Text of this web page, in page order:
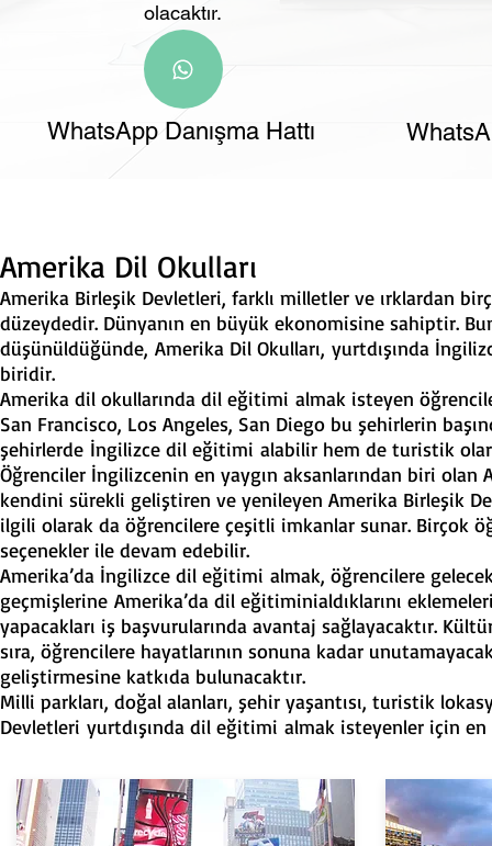
olacaktır.
WhatsApp Danışma Hattı
Amerika Dil Okulları
Amerika Birleşik Devletleri, farklı milletler ve ırklardan
düzeydedir. Dünyanın en büyük ekonomisine sahiptir.
düşünüldüğünde, Amerika Dil Okulları, yurtdışında
biridir.
Amerika dil okullarında dil eğitimi almak isteyen
San Francisco, Los Angeles, San Diego bu şehirlerin
şehirlerde İngilizce dil eğitimi alabilir hem de turistik
Öğrenciler İngilizcenin en yaygın aksanlarından biri
kendini sürekli geliştiren ve yenileyen Amerika Birleşik
ilgili olarak da öğrencilere çeşitli imkanlar sunar. Birçok
seçenekler ile devam edebilir.
Amerika’da İngilizce dil eğitimi almak, öğrencilere
geçmişlerine Amerika’da dil eğitiminialdıklarını
yapacakları iş başvurularında avantaj sağlayacaktır.
sıra, öğrencilere hayatlarının sonuna kadar
geliştirmesine katkıda bulunacaktır.
Milli parkları, doğal alanları, şehir yaşantısı, turistik
Devletleri yurtdışında dil eğitimi almak isteyenler için